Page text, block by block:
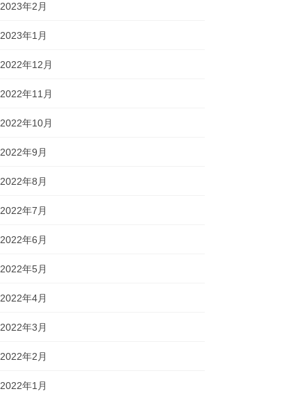
2023年2月
2023年1月
2022年12月
2022年11月
2022年10月
2022年9月
2022年8月
2022年7月
2022年6月
2022年5月
2022年4月
2022年3月
2022年2月
2022年1月